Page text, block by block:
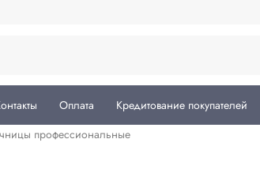
Оплата Кредитование покупателей
профессиональные